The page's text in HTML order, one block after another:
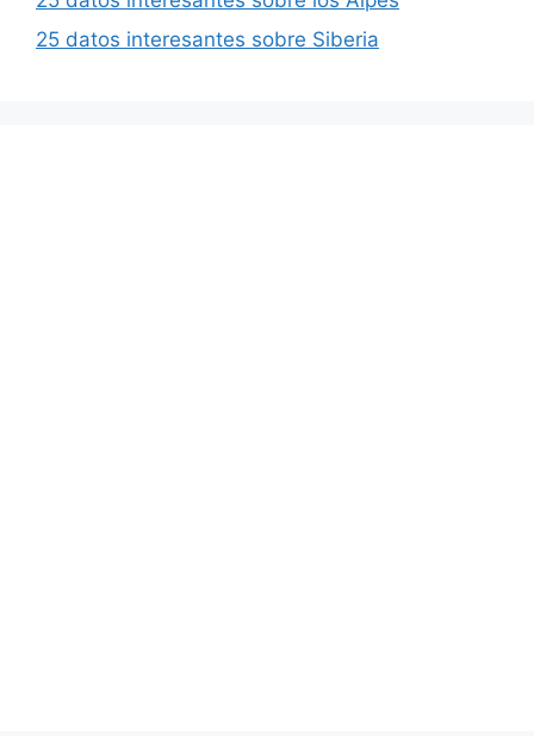
25 datos interesantes sobre Siberia